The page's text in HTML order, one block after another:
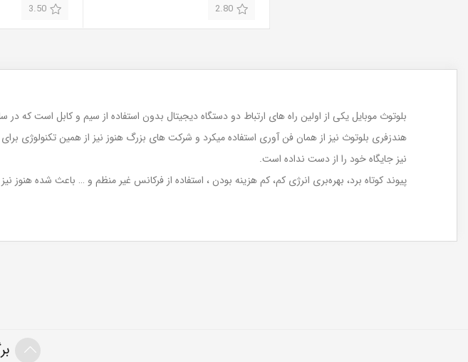
2.80
3.50
بلوتوث موبایل یکی از اولین راه های ارتباط دو دستگاه دیجیتال بدون استفاده از سیم و کابل است که در سالهای 1385 الی 1390 بطور بسیار گسترده ای در ایران مورد استفاده
هندزفری بلوتوث نیز از همان فن آوری استفاده میکرد و شرکت های بزرگ هنوز نیز از همین تکنولوژی
نیز جایگاه خود را از دست نداده است.
پیوند کوتاه برد، بهره‌بری انرژی کم، کم هزینه بودن ، استفاده از فرکانس غیر منظم و … باعث شده هنوز